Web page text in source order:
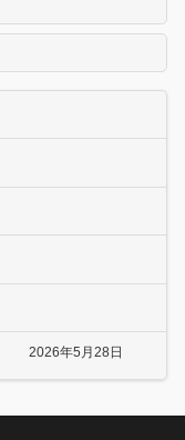
2026年5月28日